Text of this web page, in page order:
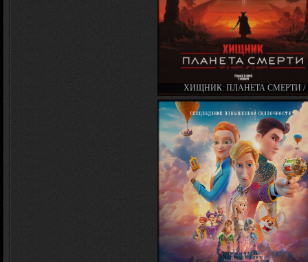
ХИЩНИК: ПЛАНЕТА СМЕРТИ /
PREDATOR: BADLANDS (2025)